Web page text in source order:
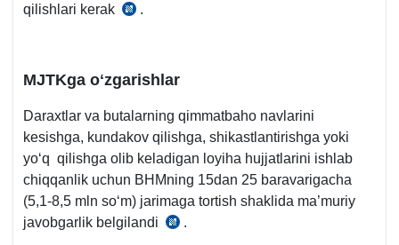
qilishlari kerak
26.12.1997
1-
49-
1-
m.
.
MJTKga oʻzgarishlar
Daraхtlar va butalarning qimmatbaho navlarini
kesishga, kundakov qilishga, shikastlantirishga yoki
yoʻq qilishga olib keladigan loyiha hujjatlarini ishlab
chiqqanlik uchun BHMning 15dan 25 baravarigacha
(5,1-8,5 mln soʻm) jarimaga tortish shaklida ma’muriy
javobgarlik belgilandi
MJTKning
.